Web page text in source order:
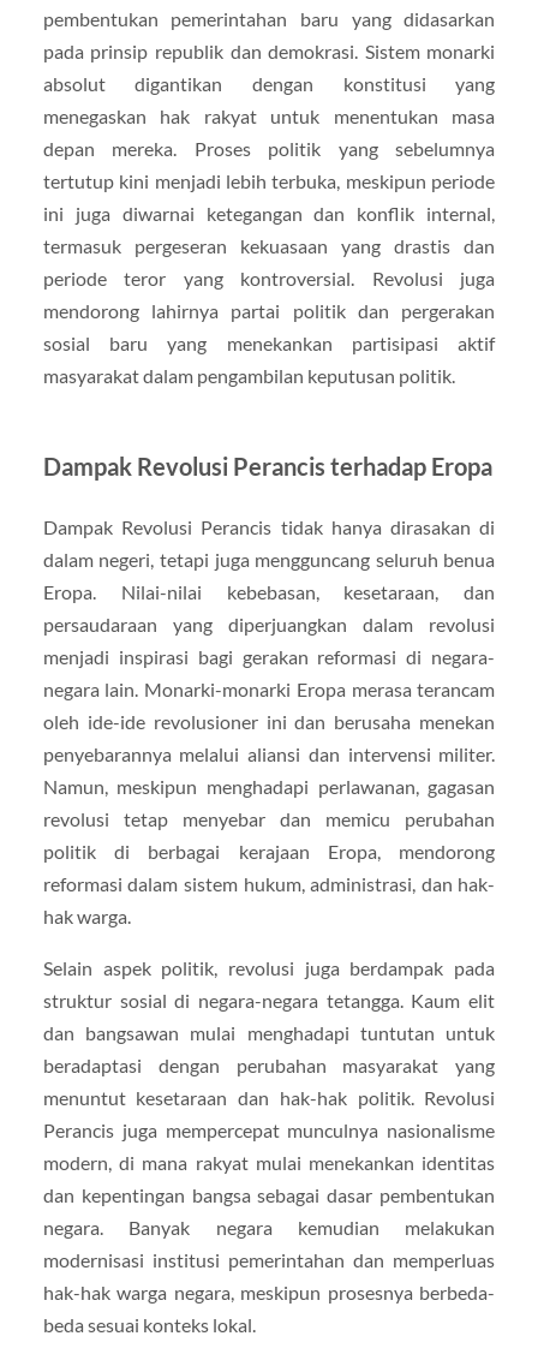
pembentukan pemerintahan baru yang didasarkan
pada prinsip republik dan demokrasi. Sistem monarki
absolut digantikan dengan konstitusi yang
menegaskan hak rakyat untuk menentukan masa
depan mereka. Proses politik yang sebelumnya
tertutup kini menjadi lebih terbuka, meskipun periode
ini juga diwarnai ketegangan dan konflik internal,
termasuk pergeseran kekuasaan yang drastis dan
periode teror yang kontroversial. Revolusi juga
mendorong lahirnya partai politik dan pergerakan
sosial baru yang menekankan partisipasi aktif
masyarakat dalam pengambilan keputusan politik.
Dampak Revolusi Perancis terhadap Eropa
Dampak Revolusi Perancis tidak hanya dirasakan di
dalam negeri, tetapi juga mengguncang seluruh benua
Eropa. Nilai-nilai kebebasan, kesetaraan, dan
persaudaraan yang diperjuangkan dalam revolusi
menjadi inspirasi bagi gerakan reformasi di negara-
negara lain. Monarki-monarki Eropa merasa terancam
oleh ide-ide revolusioner ini dan berusaha menekan
penyebarannya melalui aliansi dan intervensi militer.
Namun, meskipun menghadapi perlawanan, gagasan
revolusi tetap menyebar dan memicu perubahan
politik di berbagai kerajaan Eropa, mendorong
reformasi dalam sistem hukum, administrasi, dan hak-
hak warga.
Selain aspek politik, revolusi juga berdampak pada
struktur sosial di negara-negara tetangga. Kaum elit
dan bangsawan mulai menghadapi tuntutan untuk
beradaptasi dengan perubahan masyarakat yang
menuntut kesetaraan dan hak-hak politik. Revolusi
Perancis juga mempercepat munculnya nasionalisme
modern, di mana rakyat mulai menekankan identitas
dan kepentingan bangsa sebagai dasar pembentukan
negara. Banyak negara kemudian melakukan
modernisasi institusi pemerintahan dan memperluas
hak-hak warga negara, meskipun prosesnya berbeda-
beda sesuai konteks lokal.